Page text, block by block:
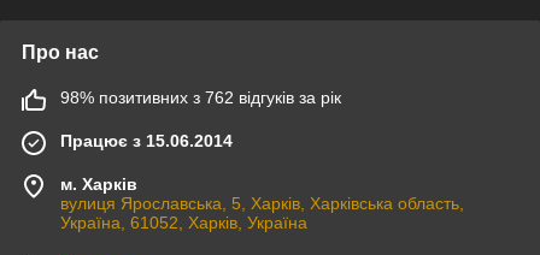
Про нас
98% позитивних з 762 відгуків за рік
Працює з 15.06.2014
м. Харків
вулиця Ярославська, 5, Харків, Харківська область,
Україна, 61052, Харків, Україна